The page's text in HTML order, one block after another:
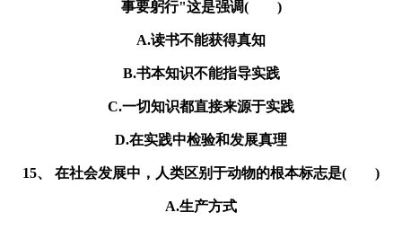
事要躬行"这是强调( )
A.读书不能获得真知
B.书本知识不能指导实践
C.一切知识都直接来源于实践
D.在实践中检验和发展真理
15、 在社会发展中，人类区别于动物的根本标志是( )
A.生产方式